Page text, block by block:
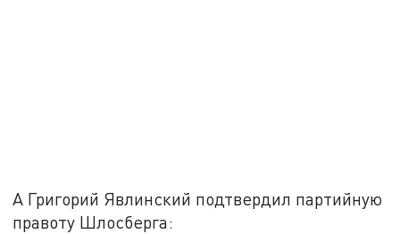
А Григорий Явлинский подтвердил партийную
правоту Шлосберга: